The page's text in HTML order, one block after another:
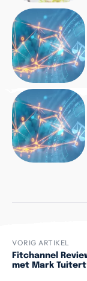
VORIG ARTIKEL
Fitchannel
met Mark Tuitert